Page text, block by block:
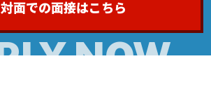
対面での面接はこちら